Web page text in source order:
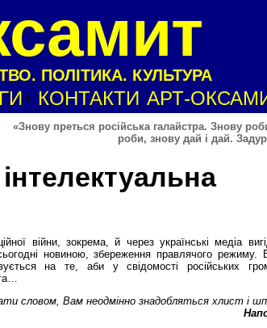
ПОЛІТИКА. КУЛЬТУРА
КОНТАКТИ АРТ-
«Знову преться російська галайстра. Знову
роби, знову дай і дай.
війни, зокрема, й через українські медіа
новиною, збереження правлячого режиму.
на те, аби у свідомості російських
словом, Вам неодмінно знадобляться хлист і